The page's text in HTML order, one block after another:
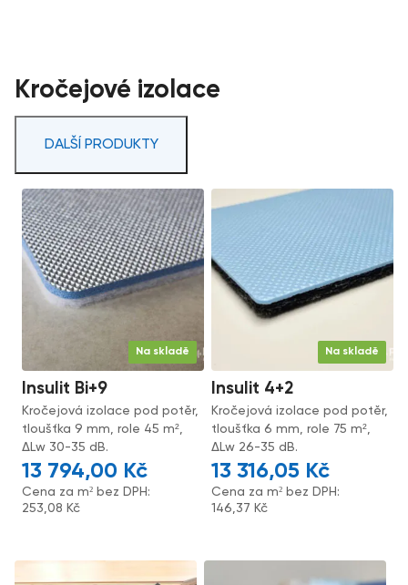
Kročejové izolace
DALŠÍ PRODUKTY
Na skladě
Insulit Bi+9
Kročejová izolace pod potěr,
tloušťka 9 mm, role 45 m²,
ΔLw 30-35 dB.
13 794,00 Kč
Cena za m² bez DPH:
253,08 Kč
Na skladě
Insulit 4+2
Kročejová izolace pod potěr,
tloušťka 6 mm, role 75 m²,
ΔLw 26-35 dB.
13 316,05 Kč
Cena za m² bez DPH:
146,37 Kč